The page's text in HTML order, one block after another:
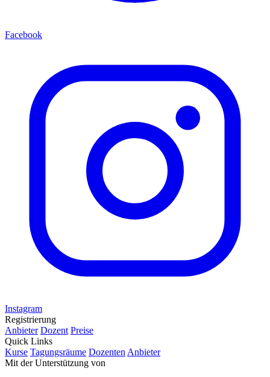
Facebook
Instagram
Registrierung
Anbieter Dozent Preise
Quick Links
Kurse Tagungsräume Dozenten Anbieter
Mit der Unterstützung von